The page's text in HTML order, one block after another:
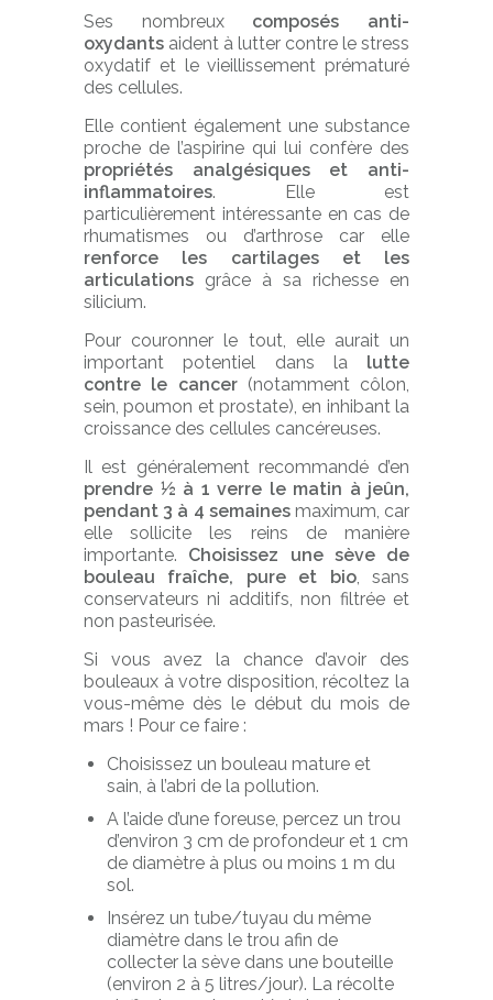
Ses nombreux composés anti-
oxydants aident à lutter contre le stress
oxydatif et le vieillissement prématuré
des cellules.
Elle contient également une substance
proche de l’aspirine qui lui confère des
propriétés analgésiques et anti-
inflammatoires. Elle est
particulièrement intéressante en cas de
rhumatismes ou d’arthrose car elle
renforce les cartilages et les
articulations grâce à sa richesse en
silicium.
Pour couronner le tout, elle aurait un
important potentiel dans la lutte
contre le cancer(notamment côlon,
sein, poumon et prostate), en inhibant la
croissance des cellules cancéreuses.
Il est généralement recommandé d’en
prendre ½ à 1 verre le matin à jeûn,
pendant 3 à 4 semainesmaximum, car
elle sollicite les reins de manière
importante. Choisissez une sève de
bouleau fraîche, pure et bio, sans
conservateurs ni additifs, non filtrée et
non pasteurisée.
Si vous avez la chance d’avoir des
bouleaux à votre disposition, récoltez la
vous-même dès le début du mois de
mars ! Pour ce faire :
Choisissez un bouleau mature et
sain, à l’abri de la pollution.
A l’aide d’une foreuse, percez un trou
d’environ 3 cm de profondeur et 1 cm
de diamètre à plus ou moins 1 m du
sol.
Insérez un tube/tuyau du même
diamètre dans le trou afin de
collecter la sève dans une bouteille
(environ 2 à 5 litres/jour). La récolte